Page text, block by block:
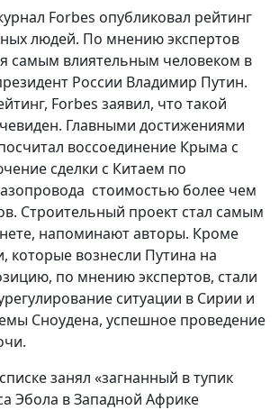
Forbes опубликовал рейтинг
людей. По мнению экспертов
самым влиятельным человеком в
России Владимир Путин.
Forbes заявил, что такой
Главными достижениями
воссоединение Крыма с
сделки с Китаем по
стоимостью более чем
Строительный проект стал самым
напоминают авторы. Кроме
которые вознесли Путина на
по мнению экспертов, стали
ситуации в Сирии и
Сноудена, успешное проведение
занял «загнанный в тупик
Эбола в Западной Африке